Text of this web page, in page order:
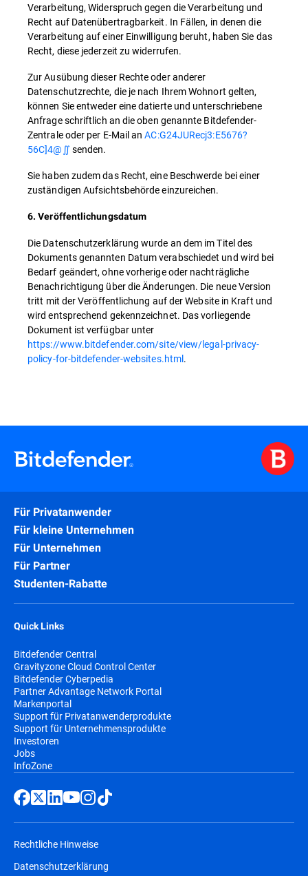
Verarbeitung, Widerspruch gegen die Verarbeitung und
Recht auf Datenübertragbarkeit. In Fällen, in denen die
Verarbeitung auf einer Einwilligung beruht, haben Sie das
Recht, diese jederzeit zu widerrufen.
Zur Ausübung dieser Rechte oder anderer
Datenschutzrechte, die je nach Ihrem Wohnort gelten,
können Sie entweder eine datierte und unterschriebene
Anfrage schriftlich an die oben genannte Bitdefender-
Zentrale oder per E-Mail anAC:G24JURecj3:E5676?
56C]4@∬ senden.
Sie haben zudem das Recht, eine Beschwerde bei einer
zuständigen Aufsichtsbehörde einzureichen.
6. Veröffentlichungsdatum
Die Datenschutzerklärung wurde an dem im Titel des
Dokuments genannten Datum verabschiedet und wird bei
Bedarf geändert, ohne vorherige oder nachträgliche
Benachrichtigung über die Änderungen. Die neue Version
tritt mit der Veröffentlichung auf der Website in Kraft und
wird entsprechend gekennzeichnet. Das vorliegende
Dokument ist verfügbar unter
https://www.bitdefender.com/site/view/legal-privacy-
policy-for-bitdefender-websites.html.
Für Privatanwender
Für kleine Unternehmen
Für Unternehmen
Für Partner
Studenten-Rabatte
Quick Links
Bitdefender Central
Gravityzone Cloud Control Center
Bitdefender Cyberpedia
Partner Advantage Network Portal
Markenportal
Support für Privatanwenderprodukte
Support für Unternehmensprodukte
Investoren
Jobs
InfoZone
Rechtliche Hinweise
Datenschutzerklärung